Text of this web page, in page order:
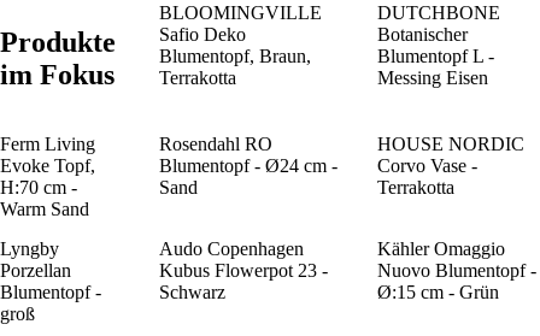
Produkte
im Fokus
BLOOMINGVILLE
Safio Deko
Blumentopf, Braun,
Terrakotta
DUTCHBONE
Botanischer
Blumentopf L -
Messing Eisen
Ferm Living
Evoke Topf,
H:70 cm -
Warm Sand
Rosendahl RO
Blumentopf - Ø24 cm -
Sand
HOUSE NORDIC
Corvo Vase -
Terrakotta
Lyngby
Porzellan
Blumentopf -
groß
Audo Copenhagen
Kubus Flowerpot 23 -
Schwarz
Kähler Omaggio
Nuovo Blumentopf -
Ø:15 cm - Grün